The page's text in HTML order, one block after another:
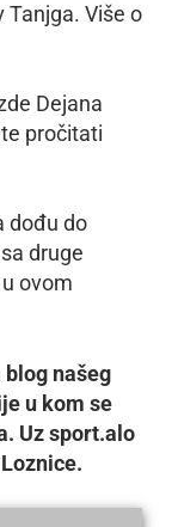
Tanjga. Više o
Dejana
pročitati
dođu do
druge
ovom
blog našeg
u kom se
Uz sport.alo